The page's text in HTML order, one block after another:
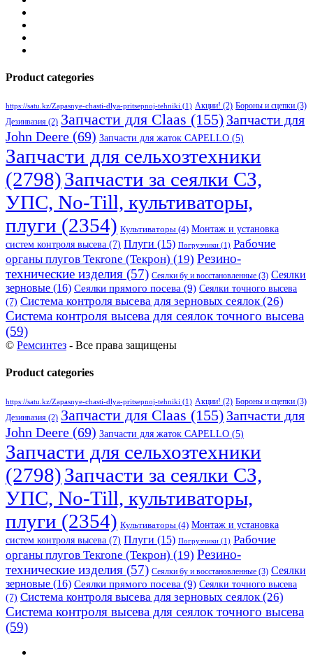
Product categories
https://satu.kz/Zapasnye-chasti-dlya-pritsepnoj-tehniki (1) Акции! (2) Бороны и сцепки (3)
Дезинвазия (2) Запчасти для Claas (155) Запчасти для
John Deere (69) Запчасти для жаток CAPELLO (5)
Запчасти для сельхозтехники
(2798)Запчасти за сеялки СЗ,
УПС, No-Till, культиваторы,
плуги (2354) Культиваторы (4) Монтаж и установка
систем контроля высева (7) Плуги (15) Погрузчики (1) Рабочие
органы плугов Текrоne (Текрон) (19) Резино-
технические изделия (57) Сеялки бу и восстановленные (3) Сеялки
зерновые (16) Сеялки прямого посева (9) Сеялки точного высева
(7) Система контроля высева для зерновых сеялок(26)
Система контроля высева для сеялок точного высева
(59)
© Ремсинтез - Все права защищены
Product categories
https://satu.kz/Zapasnye-chasti-dlya-pritsepnoj-tehniki (1) Акции! (2) Бороны и сцепки (3)
Дезинвазия (2) Запчасти для Claas (155) Запчасти для
John Deere (69) Запчасти для жаток CAPELLO (5)
Запчасти для сельхозтехники
(2798)Запчасти за сеялки СЗ,
УПС, No-Till, культиваторы,
плуги (2354) Культиваторы (4) Монтаж и установка
систем контроля высева (7) Плуги (15) Погрузчики (1) Рабочие
органы плугов Текrоne (Текрон) (19) Резино-
технические изделия (57) Сеялки бу и восстановленные (3) Сеялки
зерновые (16) Сеялки прямого посева (9) Сеялки точного высева
(7) Система контроля высева для зерновых сеялок (26)
Система контроля высева для сеялок точного высева
(59)